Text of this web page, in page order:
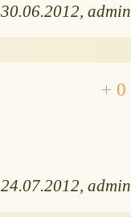
30.06.2012 admin
24.07.2012 admin